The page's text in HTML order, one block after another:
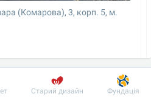
(Комарова), 3, корп. 5, м.
Пацієнту
Старий дизайн Фундація